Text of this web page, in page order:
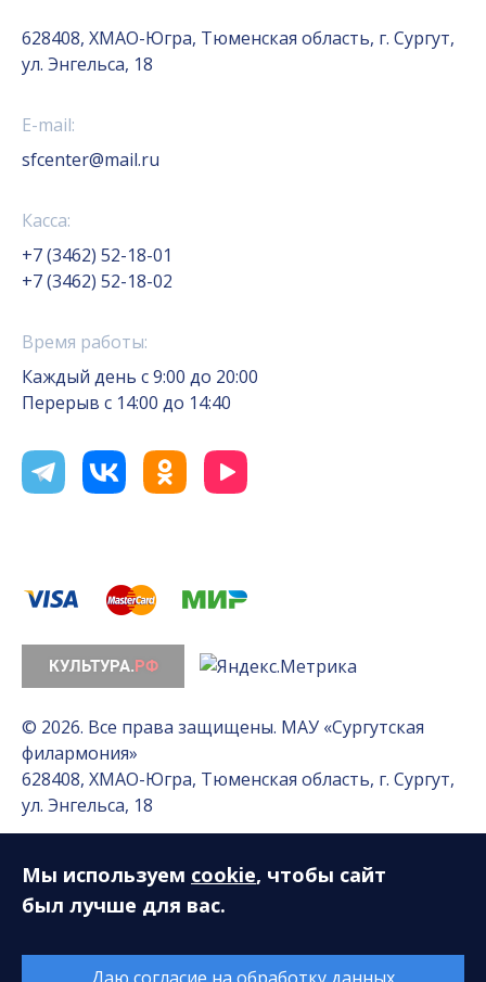
628408, ХМАО-Югра, Тюменская область, г. Сургут,
ул. Энгельса, 18
E-mail:
sfcenter@mail.ru
Касса:
+7 (3462) 52-18-01
+7 (3462) 52-18-02
Время работы:
Каждый день с 9:00 до 20:00
Перерыв с 14:00 до 14:40
© 2026. Все права защищены. МАУ «Сургутская
филармония»
628408, ХМАО-Югра, Тюменская область, г. Сургут,
ул. Энгельса, 18
Разработка сайта — Интернет-лаборатория
«Делиссимо»
Обслуживание сайта —А1 Интернет-Эксперт
Мы используем cookie, чтобы сайт
был лучше для вас.